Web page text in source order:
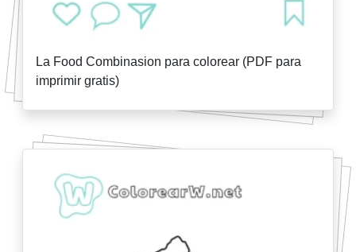
La Food Combinasion para colorear (PDF para
imprimir gratis)